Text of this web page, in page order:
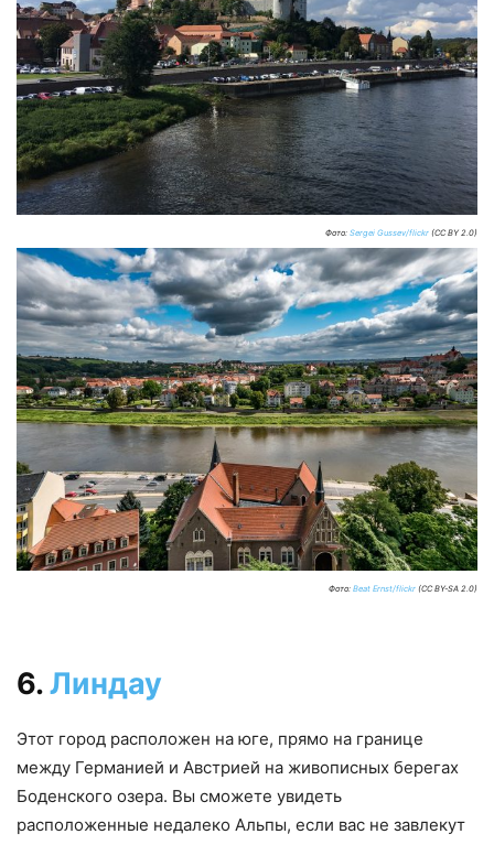
Фото: Sergei Gussev/flickr (CC BY 2.0)
Фото: Beat Ernst/flickr (CC BY-SA 2.0)
6.Линдау
Этот город расположен на юге, прямо на границе
между Германией и Австрией на живописных берегах
Боденского озера. Вы сможете увидеть
расположенные недалеко Альпы, если вас не завлекут